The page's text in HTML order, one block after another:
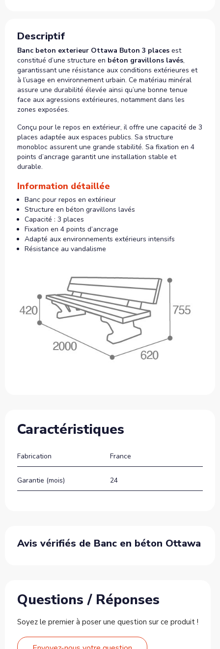
Descriptif
Banc beton exterieur Ottawa Buton 3 places est
constitué d’une structure en béton gravillons lavés,
garantissant une résistance aux conditions extérieures et
à l’usage en environnement urbain. Ce matériau minéral
assure une durabilité élevée ainsi qu’une bonne tenue
face aux agressions extérieures, notamment dans les
zones exposées.
Conçu pour le repos en extérieur, il offre une capacité de 3
places adaptée aux espaces publics. Sa structure
monobloc assurent une grande stabilité. Sa fixation en 4
points d’ancrage garantit une installation stable et
durable.
Information détaillée
Banc pour repos en extérieur
Structure en béton gravillons lavés
Capacité : 3 places
Fixation en 4 points d’ancrage
Adapté aux environnements extérieurs intensifs
Résistance au vandalisme
Caractéristiques
Fabrication France
Garantie (mois) 24
Avis vérifiés de Banc en béton Ottawa
Questions / Réponses
Soyez le premier à poser une question sur ce produit !